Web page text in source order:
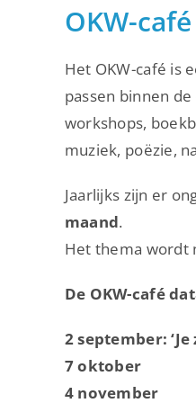
OKW-café
Het OKW-café is
passen binnen
workshops,
muziek, poëzie,
Jaarlijks zijn er
maand.
Het thema wordt
De OKW-café
2 september:
7 oktober
4 november